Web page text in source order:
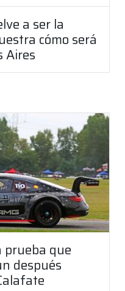
a ser la
cómo será
Aires
prueba que
después